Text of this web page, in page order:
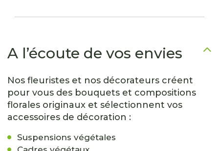
A l’écoute de vos envies
Nos fleuristes et nos décorateurs créent
pour vous des bouquets et compositions
florales originaux et sélectionnent vos
accessoires de décoration :
Suspensions végétales